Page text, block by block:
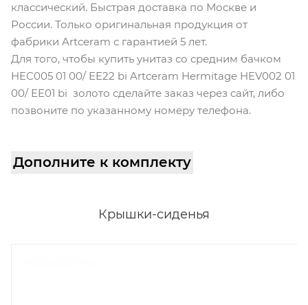
классический. Быстрая доставка по Москве и
России. Только оригинальная продукция от
фабрики Artceram с гарантией 5 лет.
Для того, чтобы купить унитаз со средним бачком
HEC005 01 00/ EE22 bi Artceram Hermitage HEV002 01
00/ EE01 bi золото сделайте заказ через сайт, либо
позвоните по указанному номеру телефона.
Дополните к комплекту
Крышки-сиденья